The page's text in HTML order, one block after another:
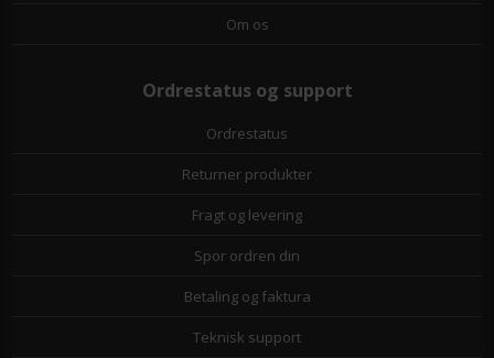
Om os
Ordrestatus og support
Ordrestatus
Returner produkter
Fragt og levering
Spor ordren din
Betaling og faktura
Teknisk support